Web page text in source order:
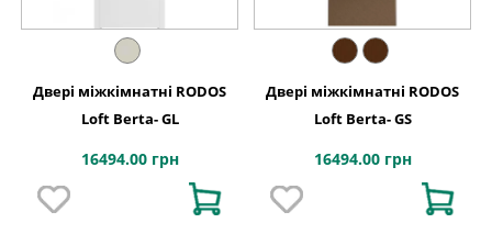
Двері міжкімнатні RODOS
Loft Berta- GL
16494.00 грн
Двері міжкімнатні RODOS
Loft Berta- GS
16494.00 грн